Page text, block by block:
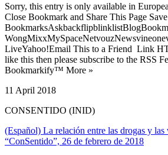
Sorry, this entry is only available in
Close Bookmark and Share This Page
LiveYahoo!Email This to a Friend Link
like this then please subscribe to the RSS
Bookmarkify™ More »
11 April 2018
CONSENTIDO (INID)
(Español) La relación entre las drogas y las
“ConSentido”, 26 de febrero de 2018